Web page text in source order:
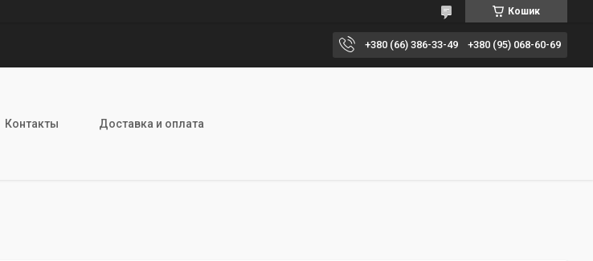
Кошик
+380 (66) 386-33-49 +380 (95) 068-60-69
Контакты Доставка и оплата